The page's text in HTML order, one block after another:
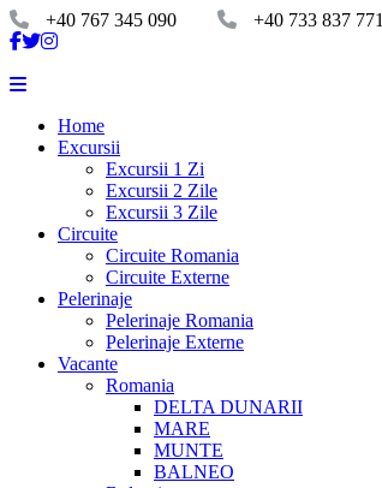
+40 767 345 090 +40 733 837 771
Home
Excursii
Excursii 1 Zi
Excursii 2 Zile
Excursii 3 Zile
Circuite
Circuite Romania
Circuite Externe
Pelerinaje
Pelerinaje Romania
Pelerinaje Externe
Vacante
Romania
DELTA DUNARII
MARE
MUNTE
BALNEO